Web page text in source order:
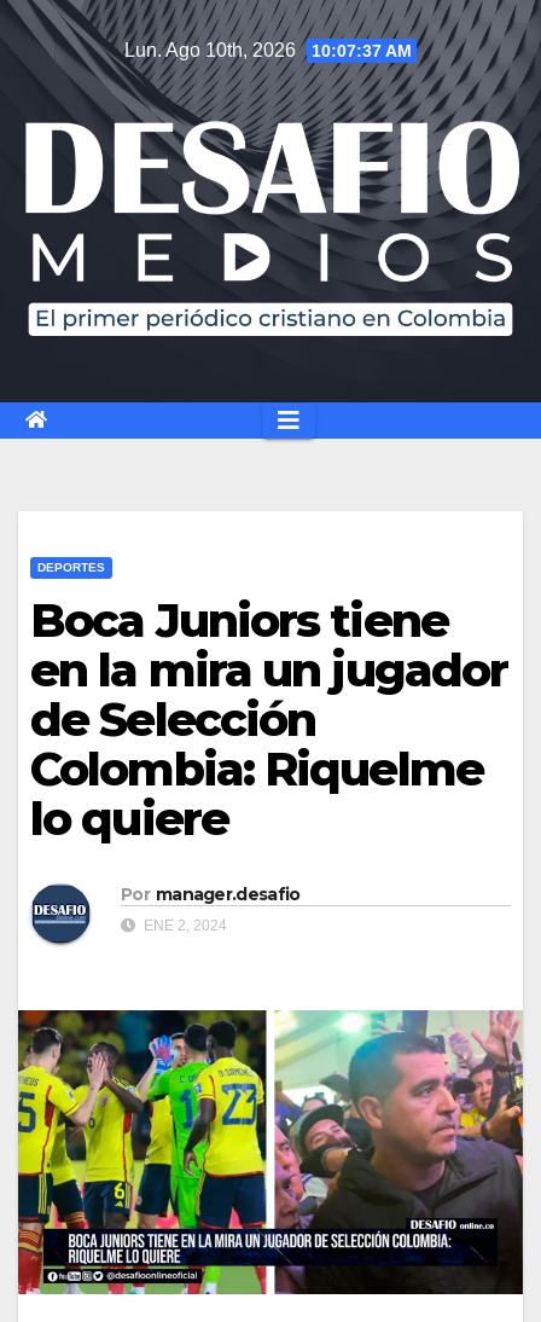
Lun. Ago 10th, 2026 10:07:38 AM
DEPORTES
Boca Juniors tiene
en la mira un jugador
de Selección
Colombia: Riquelme
lo quiere
Por manager.desafio
ENE 2, 2024